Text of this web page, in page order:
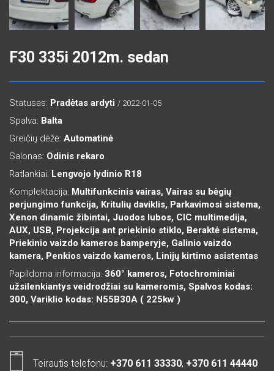
F30 335i 2012m. sedan
Statusas: Pradėtas ardyti / 2022-01-05
Spalva: Balta
Greičių dėžė: Automatinė
Salonas: Odinis rekaro
Ratlankiai: Lengvojo lydinio R18
Komplektacija: Multifunkcinis vairas, Vairas su bėgių
perjungimo funkcija, Kritulių daviklis, Parkavimosi sistema,
Xenon dinamic žibintai, Juodos lubos, CIC multimedija,
AUX, USB, Projekcija ant priekinio stiklo, Beraktė sistema,
Priekinio vaizdo kameros bamperyje, Galinio vaizdo
kamera, Penkios vaizdo kameros, Linijų kirtimo asistentas
Papildoma informacija: 360° kameros, Fotochrominiai
užsilenkiantys veidrodžiai su kameromis, Spalvos kodas:
300, Variklio kodas: N55B30A ( 225kw )
Teirautis telefonu: +370 611 33330, +370 611 44440